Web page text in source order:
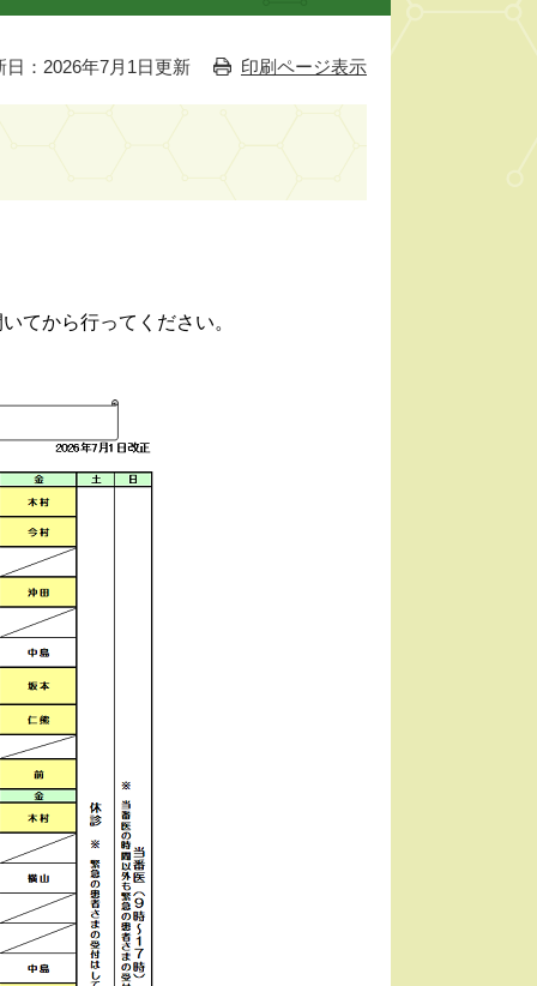
日：2026年7月1日更新 印刷ページ表示
てから行ってください。